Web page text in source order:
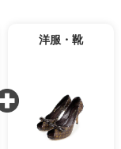
洋服・靴